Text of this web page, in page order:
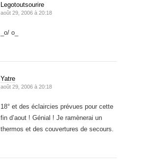
Legotoutsourire
août 29, 2006 à 20:18
_o/ o_
Yatre
août 29, 2006 à 20:18
18° et des éclaircies prévues pour cette
fin d’aout ! Génial ! Je ramènerai un
thermos et des couvertures de secours.